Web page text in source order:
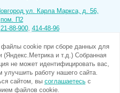
ул. Карла Маркса, д. 56,
пом. П2
21-88-900, 414-48-96
работы:
пятница с 8:00 до 20:00
с 9:00 до 18:00
файлы cookie при сборе данных для
(Яндекс.Метрика и т.д.) Собранная
не может идентифицировать вас,
работу нашего сайта.
сайтом, вы соглашаетесьс
файлов cookie.